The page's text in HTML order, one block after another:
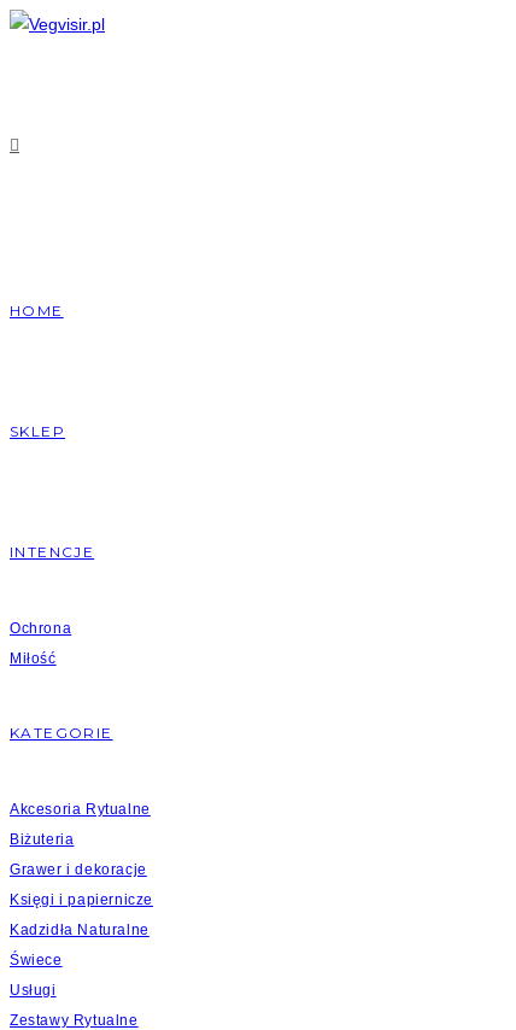
Skip
HOME
SKLEP
INTENCJE
Ochrona
Miłość
KATEGORIE
Akcesoria Rytualne
Biżuteria
Grawer i dekoracje
Księgi i papiernicze
Kadzidła Naturalne
Świece
Usługi
Zestawy Rytualne